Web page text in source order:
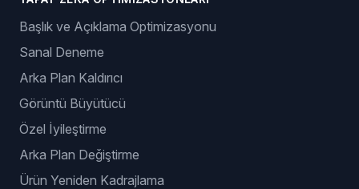
Başlık ve Açıklama Optimizasyonu
Sanal Deneme
Arka Plan Kaldırıcı
Görüntü Büyütücü
Özel İyileştirme
Arka Plan Değiştirme
Ürün Yeniden Kadrajlama